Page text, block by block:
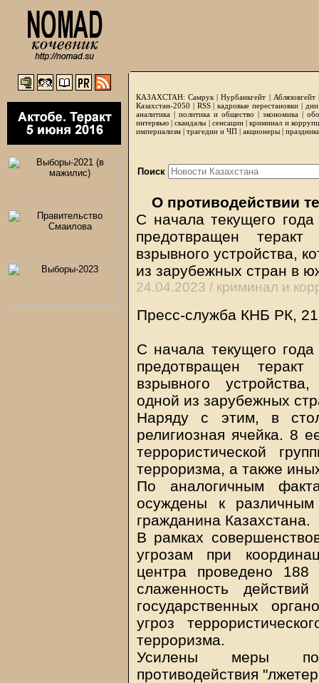
КАЗАХСТАН: Самрук |Нурбанкгейт | Аблязовгейт
Казахстан-2050 | RSS|кадровые перестановки|
аналитика | политика и общество | экономика |
интервью |скандалы | сенсации|криминал и
империализм | трагедии и ЧП | акционеры |
Поиск
О противодействии
С начала текущего
предотвращен теракт
взрывного устройства,
из зарубежных стран в
24.04.2023 / криминал и
Пресс-служба КНБ РК,
С начала текущего
предотвращен теракт
взрывного
одной из зарубежных
Наряду с этим, в
религиозная ячейка. 8
террористической
терроризма, а также
По аналогичным
осуждены к
гражданина Казахстана.
В рамках
угрозам при
центра проведено 188
слаженность
государственных
угроз
терроризма.
Усилены меры по
противодействия